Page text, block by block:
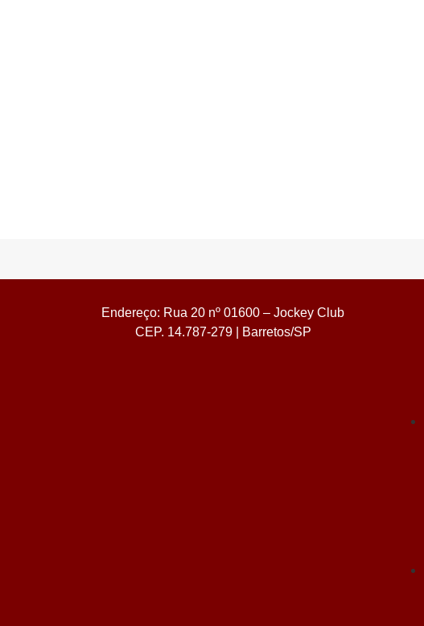
Endereço: Rua 20 nº 01600 – Jockey Club
CEP. 14.787-279 | Barretos/SP